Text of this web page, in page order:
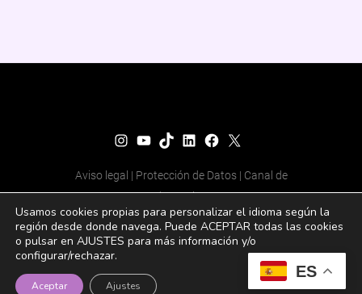
Instagram
YouTube
TikTok
LinkedIn
Facebook
X
Aviso legal | Protección de Datos| Canal de
denuncias
© 2025 Todos los derechos
reservados
ES
Usamos cookies propias para personalizar el idioma según la
región desde donde navega. Puede ACEPTAR todas las cookies
o pulsar en AJUSTES para más información y/o
configurar/rechazar.
Aceptar Ajustes